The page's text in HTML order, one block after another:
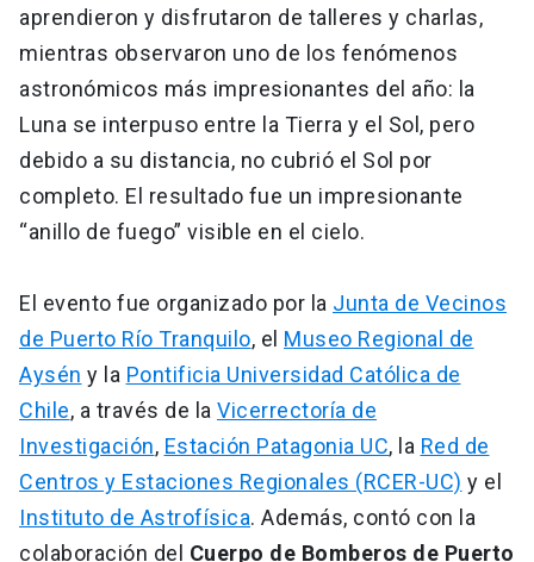
aprendieron y disfrutaron de talleres y charlas,
mientras observaron uno de los fenómenos
astronómicos más impresionantes del año: la
Luna se interpuso entre la Tierra y el Sol, pero
debido a su distancia, no cubrió el Sol por
completo. El resultado fue un impresionante
“anillo de fuego” visible en el cielo.
El evento fue organizado por la Junta de Vecinos
de Puerto Río Tranquilo, el Museo Regional de
Aysén y la Pontificia Universidad Católica de
Chile, a través de la Vicerrectoría de
Investigación, Estación Patagonia UC, la Red de
Centros y Estaciones Regionales (RCER-UC) y el
Instituto de Astrofísica. Además, contó con la
colaboración del Cuerpo de Bomberos de Puerto